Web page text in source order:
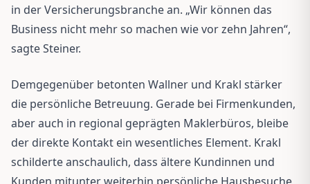
in der Versicherungsbranche an. „Wir können das
Business nicht mehr so machen wie vor zehn Jahren“,
sagte Steiner.
Demgegenüber betonten Wallner und Krakl stärker
die persönliche Betreuung. Gerade bei Firmenkunden,
aber auch in regional geprägten Maklerbüros, bleibe
der direkte Kontakt ein wesentliches Element. Krakl
schilderte anschaulich, dass ältere Kundinnen und